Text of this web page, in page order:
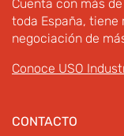
Cuenta con más
toda España,
negociación de
Conoce USO
CONTACTO